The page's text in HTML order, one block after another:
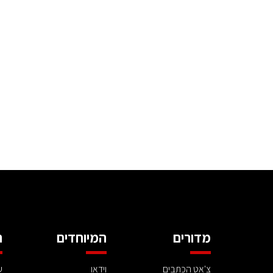
מדורים
צ'אט הכתבים
המיוחדים
וידאו